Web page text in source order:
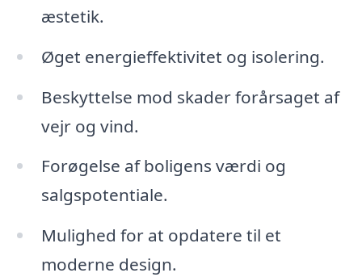
æstetik.
Øget energieffektivitet og isolering.
Beskyttelse mod skader forårsaget af
vejr og vind.
Forøgelse af boligens værdi og
salgspotentiale.
Mulighed for at opdatere til et
moderne design.